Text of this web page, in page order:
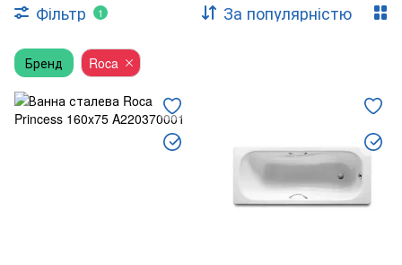
Фільтр 1 За популярністю
Бренд Roca